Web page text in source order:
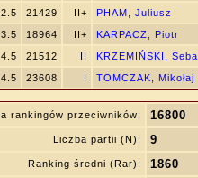
2.5 21429 II+
PHAM, Juliusz
3.5 18964 II+
KARPACZ, Piotr
4.5 21512 II
KRZEMIŃSKI,
4.5 23608 I TOMCZAK, Mikołaj
rankingów przeciwników: 16800
Liczba partii (N): 9
Ranking średni (Rar): 1860